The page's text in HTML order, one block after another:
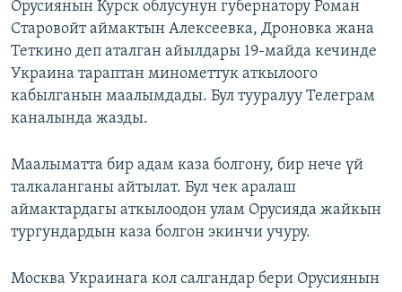
Орусиянын Курск облусунун губернатору Роман
Старовойт аймактын Алексеевка, Дроновка жана
Теткино деп аталган айылдары 19-майда кечинде
Украина тараптан минометтук аткылоого
кабылганын маалымдады. Бул тууралуу Телеграм
каналында жазды.
Маалыматта бир адам каза болгону, бир нече үй
талкаланганы айтылат. Бул чек аралаш
аймактардагы аткылоодон улам Орусияда жайкын
тургундардын каза болгон экинчи учуру.
Москва Украинага кол салгандар бери Орусиянын